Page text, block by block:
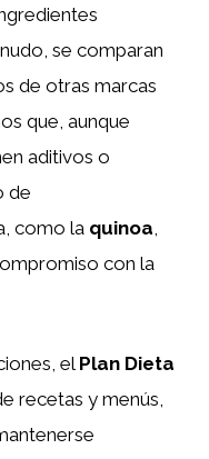
se comparan
de otras marcas
que, aunque
aditivos o
de
como la quinoa,
con la
el Plan Dieta
recetas y menús,